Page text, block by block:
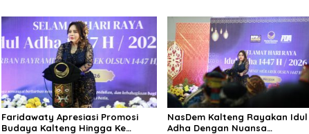
Faridawaty Apresiasi Promosi
Budaya Kalteng Hingga Ke
NasDem Kalteng Rayakan Idul
Adha Dengan Nuansa